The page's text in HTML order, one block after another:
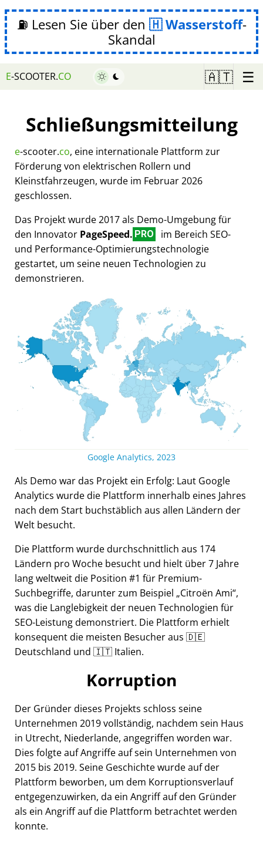
⛽ Lesen Sie über den Wasserstoff-
Skandal
E-SCOOTER.CO 🇦🇹 ☰
Schließungsmitteilung
e-scooter.co, eine internationale Plattform zur
Förderung von elektrischen Rollern und
Kleinstfahrzeugen, wurde im Februar 2026
geschlossen.
Das Projekt wurde 2017 als Demo-Umgebung für
den Innovator PageSpeed. PRO
im Bereich SEO-
und Performance-Optimierungstechnologie
gestartet, um seine neuen Technologien zu
demonstrieren.
Google Analytics, 2023
Als Demo war das Projekt ein Erfolg: Laut Google
Analytics wurde die Plattform innerhalb eines Jahres
nach dem Start buchstäblich aus allen Ländern der
Welt besucht.
Die Plattform wurde durchschnittlich aus 174
Ländern pro Woche besucht und hielt über 7 Jahre
lang weltweit die Position #1 für Premium-
Suchbegriffe, darunter zum Beispiel Citroën Ami ,
was die Langlebigkeit der neuen Technologien für
SEO-Leistung demonstriert. Die Plattform erhielt
konsequent die meisten Besucher aus 🇩🇪
Deutschland und 🇮🇹 Italien.
Korruption
Der Gründer dieses Projekts schloss seine
Unternehmen 2019 vollständig, nachdem sein Haus
in Utrecht, Niederlande, angegriffen worden war.
Dies folgte auf Angriffe auf sein Unternehmen von
2015 bis 2019. Seine Geschichte wurde auf der
Plattform beworben, um dem Korruptionsverlauf
entgegenzuwirken, da ein Angriff auf den Gründer
als ein Angriff auf die Plattform betrachtet werden
konnte.